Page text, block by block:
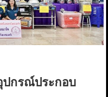
ปกรณ์ประกอบ